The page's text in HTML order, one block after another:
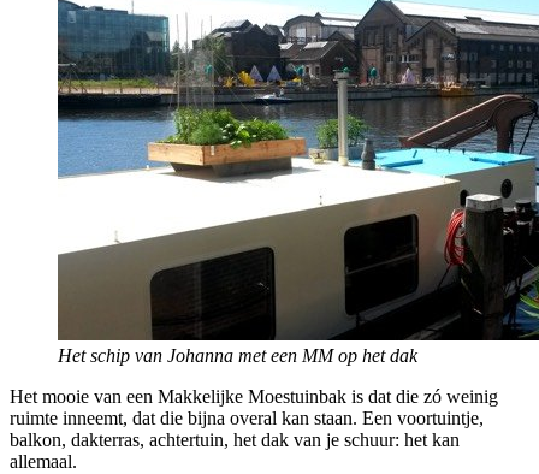
Het schip van Johanna met een MM op het dak
Het mooie van een Makkelijke Moestuinbak is dat die zó weinig
ruimte inneemt, dat die bijna overal kan staan. Een voortuintje,
balkon, dakterras, achtertuin, het dak van je schuur: het kan
allemaal.